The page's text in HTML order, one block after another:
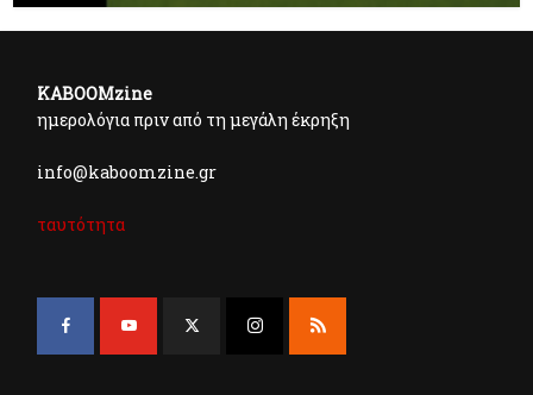
KABOOMzine
ημερολόγια πριν από τη μεγάλη έκρηξη
info@kaboomzine.gr
ταυτότητα